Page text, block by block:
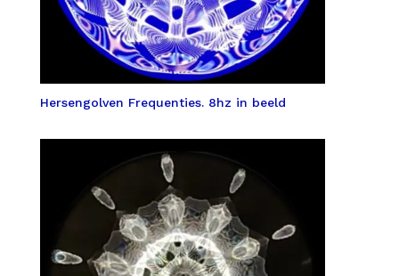
Hersengolven Frequenties. 8hz in beeld